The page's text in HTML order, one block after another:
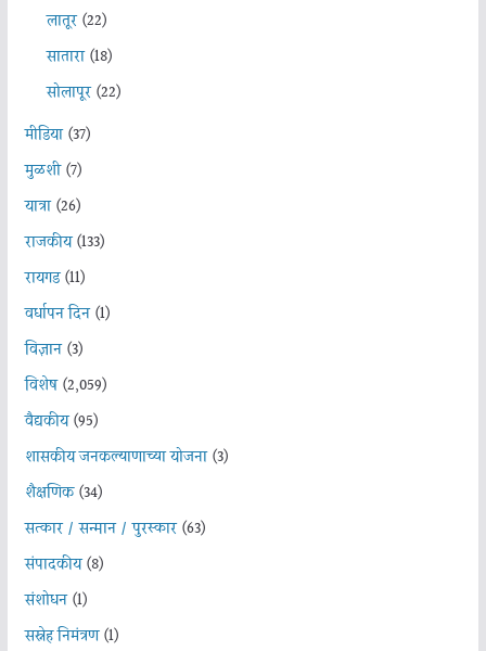
लातूर(22)
सातारा(18)
सोलापूर(22)
मीडिया(37)
मुळशी(7)
यात्रा(26)
राजकीय(133)
रायगड(11)
वर्धापन दिन(1)
विज्ञान(3)
विशेष(2,059)
वैद्यकीय(95)
शासकीय जनकल्याणाच्या योजना(3)
शैक्षणिक(34)
सत्कार / सन्मान / पुरस्कार(63)
संपादकीय(8)
संशोधन(1)
सस्नेह निमंत्रण(1)